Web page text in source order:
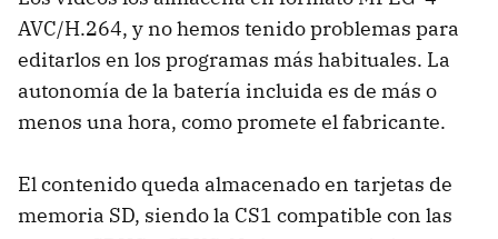
AVC/H.264, y no hemos tenido problemas para
editarlos en los programas más habituales. La
autonomía de la batería incluida es de más o
menos una hora, como promete el fabricante.
El contenido queda almacenado en tarjetas de
memoria SD, siendo la CS1 compatible con las